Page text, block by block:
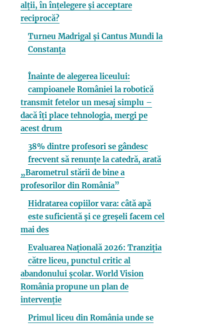
alții, în înțelegere și acceptare
reciprocă?
Turneu Madrigal și Cantus Mundi la
Constanța
Înainte de alegerea liceului:
campioanele României la robotică
transmit fetelor un mesaj simplu –
dacă îți place tehnologia, mergi pe
acest drum
38% dintre profesori se gândesc
frecvent să renunțe la catedră, arată
„Barometrul stării de bine a
profesorilor din România”
Hidratarea copiilor vara: câtă apă
este suficientă și ce greșeli facem cel
mai des
Evaluarea Națională 2026: Tranziția
către liceu, punctul critic al
abandonului școlar. World Vision
România propune un plan de
intervenție
Primul liceu din România unde se